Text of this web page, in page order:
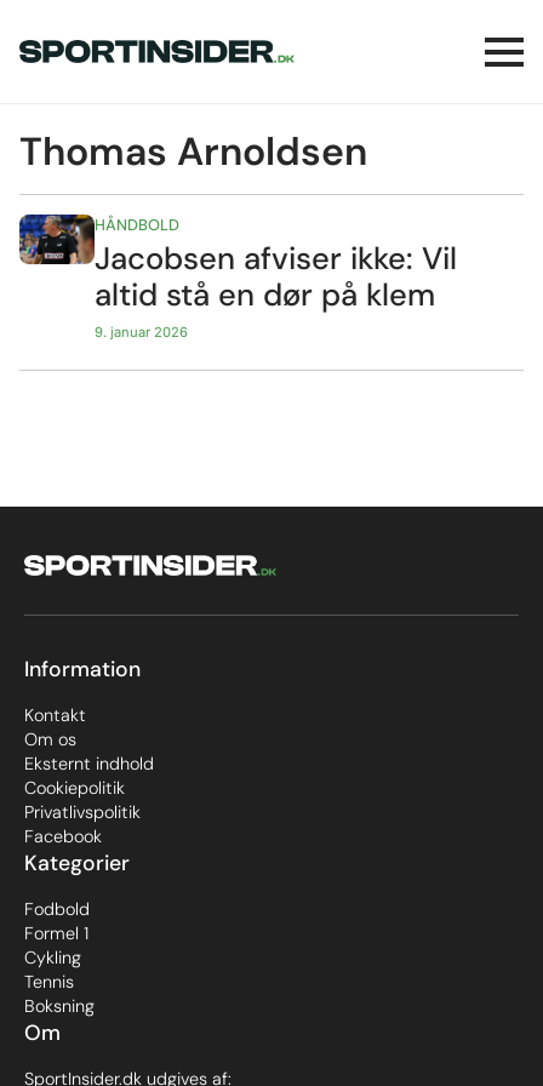
Thomas Arnoldsen
Jacobsen afviser ikke: Vil
altid stå en dør på klem
9. januar 2026
HÅNDBOLD
Om
SportInsider.dk udgives af:
Kategorier
Fodbold
Formel 1
Cykling
Tennis
Boksning
Information
Kontakt
Om os
Eksternt indhold
Cookiepolitik
Privatlivspolitik
Facebook